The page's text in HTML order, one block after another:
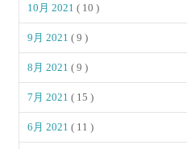
10月 2021( 10 )
9月 2021( 9 )
8月 2021( 9 )
7月 2021( 15 )
6月 2021( 11 )